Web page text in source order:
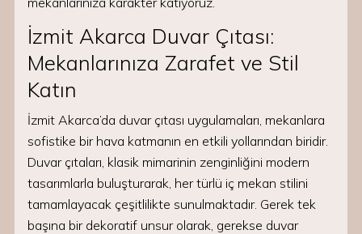
İzmit Akarca Duvar Çıtası:
Mekanlarınıza Zarafet ve Stil
Katın
İzmit Akarca’da duvar çıtası uygulamaları, mekanlara
sofistike bir hava katmanın en etkili yollarından biridir.
Duvar çıtaları, klasik mimarinin zenginliğini modern
tasarımlarla buluşturarak, her türlü iç mekan stilini
tamamlayacak çeşitlilikte sunulmaktadır. Gerek tek
başına bir dekoratif unsur olarak, gerekse duvar